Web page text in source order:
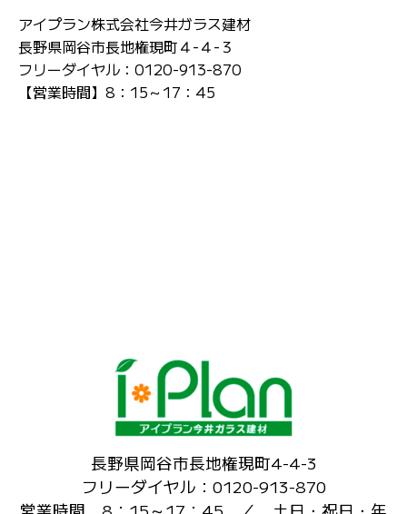
アイプラン株式会社今井ガラス建材
長野県岡谷市長地権現町４-４-３
フリーダイヤル：0120-913-870
【営業時間】8：15～17：45
長野県岡谷市長地権現町4-4-3
フリーダイヤル：0120-913-870